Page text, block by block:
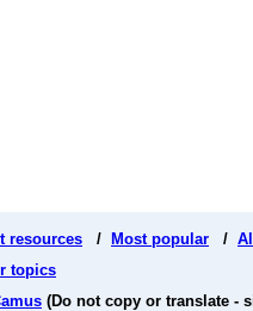
resources / Most popular /
topics
(Do not copy or translate -